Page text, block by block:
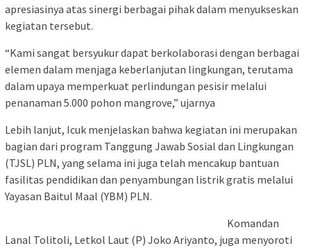
apresiasinya atas sinergi berbagai pihak dalam menyukseskan
kegiatan tersebut.
“Kami sangat bersyukur dapat berkolaborasi dengan berbagai
elemen dalam menjaga keberlanjutan lingkungan, terutama
dalam upaya memperkuat perlindungan pesisir melalui
penanaman 5.000 pohon mangrove,” ujarnya
Lebih lanjut, Icuk menjelaskan bahwa kegiatan ini merupakan
bagian dari program Tanggung Jawab Sosial dan Lingkungan
(TJSL) PLN, yang selama ini juga telah mencakup bantuan
fasilitas pendidikan dan penyambungan listrik gratis melalui
Yayasan Baitul Maal (YBM) PLN.
Komandan
Lanal Tolitoli, Letkol Laut (P) Joko Ariyanto, juga menyoroti